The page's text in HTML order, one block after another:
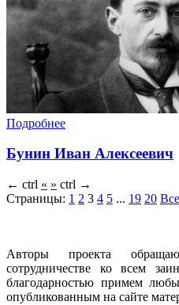
Подробнее
Бунин Иван Алексеевич
← ctrl « » ctrl →
Страницы: 1 2 3 4 5 ... 19 20 Все
Авторы проекта
сотрудничестве ко всем
благодарностью примем
опубликованным на сайте